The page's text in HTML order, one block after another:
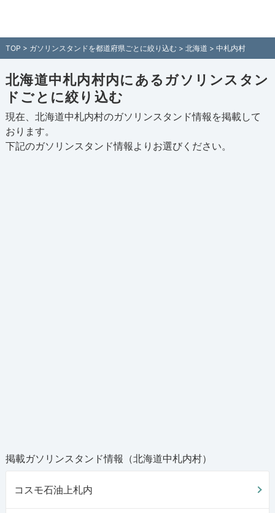
報一覧 - 全国各地のガソリンスタンドを
住所付きでご紹介！日本全国のガソリン
スタンド検索サイト「ガソスタマップ」
TOP > ガソリンスタンドを都道府県ごとに絞り込む> 北海道 > 中札内村
北海道中札内村内にあるガソリンスタン
ドごとに絞り込む
現在、北海道中札内村のガソリンスタンド情報を掲載して
おります。
下記のガソリンスタンド情報 よりお選びください。
掲載ガソリンスタンド情報（北海道中札内村）
コスモ石油上札内